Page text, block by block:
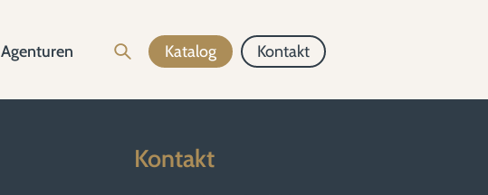
Agenturen Katalog Kontakt
Kontakt